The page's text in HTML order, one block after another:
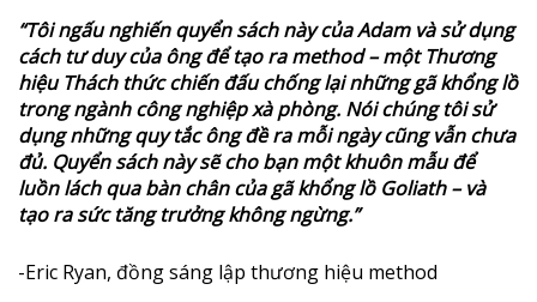
“Tôi ngấu nghiến quyển sách này của Adam và sử dụng
cách tư duy của ông để tạo ra method – một Thương
hiệu Thách thức chiến đấu chống lại những gã khổng lồ
trong ngành công nghiệp xà phòng. Nói chúng tôi sử
dụng những quy tắc ông đề ra mỗi ngày cũng vẫn chưa
đủ. Quyển sách này sẽ cho bạn một khuôn mẫu để
luồn lách qua bàn chân của gã khổng lồ Goliath – và
tạo ra sức tăng trưởng không ngừng.”
-Eric Ryan, đồng sáng lập thương hiệu method